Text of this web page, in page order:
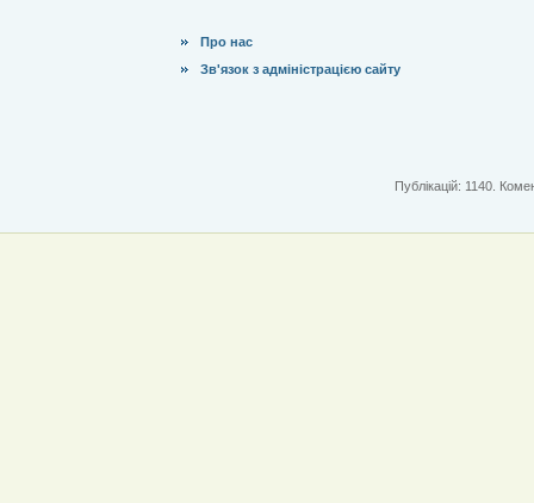
Про нас
Зв'язок з адміністрацією сайту
Публікацій: 1140.